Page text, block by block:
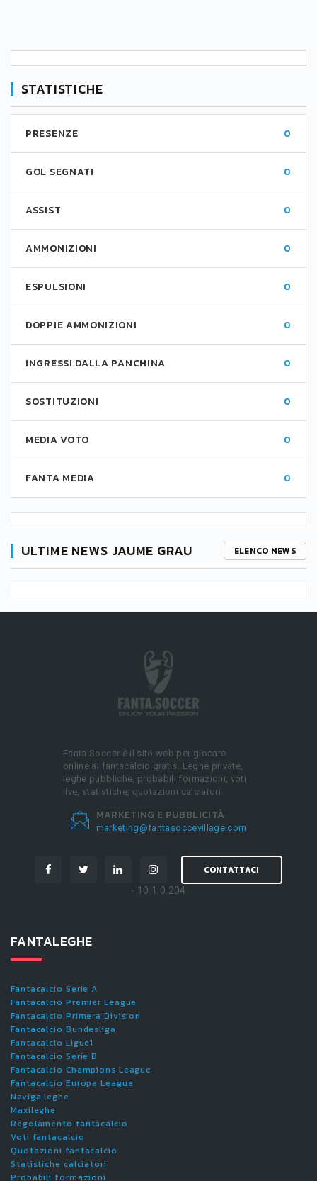
STATISTICHE
PRESENZE 0
GOL SEGNATI 0
ASSIST 0
AMMONIZIONI 0
ESPULSIONI 0
DOPPIE AMMONIZIONI 0
INGRESSI DALLA PANCHINA 0
SOSTITUZIONI 0
MEDIA VOTO 0
FANTA MEDIA 0
ULTIME NEWS JAUME GRAU ELENCO NEWS
Fanta.Soccer è il sito web per giocare
online al fantacalcio gratis. Leghe private,
leghe pubbliche, probabili formazioni, voti
live, statistiche, quotazioni calciatori.
MARKETING E PUBBLICITÀ
marketing@fantasoccevillage.com
CONTATTACI
- 10.1.0.204
FANTALEGHE
Fantacalcio Serie A
Fantacalcio Premier League
Fantacalcio Primera Division
Fantacalcio Bundesliga
Fantacalcio Ligue1
Fantacalcio Serie B
Fantacalcio Champions League
Fantacalcio Europa League
Naviga leghe
Maxileghe
Regolamento fantacalcio
Voti fantacalcio
Quotazioni fantacalcio
Statistiche calciatori
Probabili formazioni